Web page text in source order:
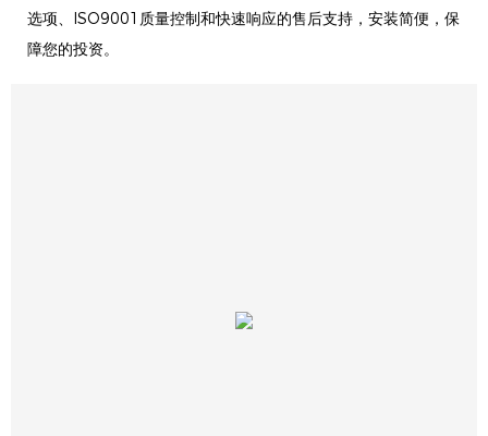
选项、ISO9001质量控制和快速响应的售后支持，安装简便，保
障您的投资。